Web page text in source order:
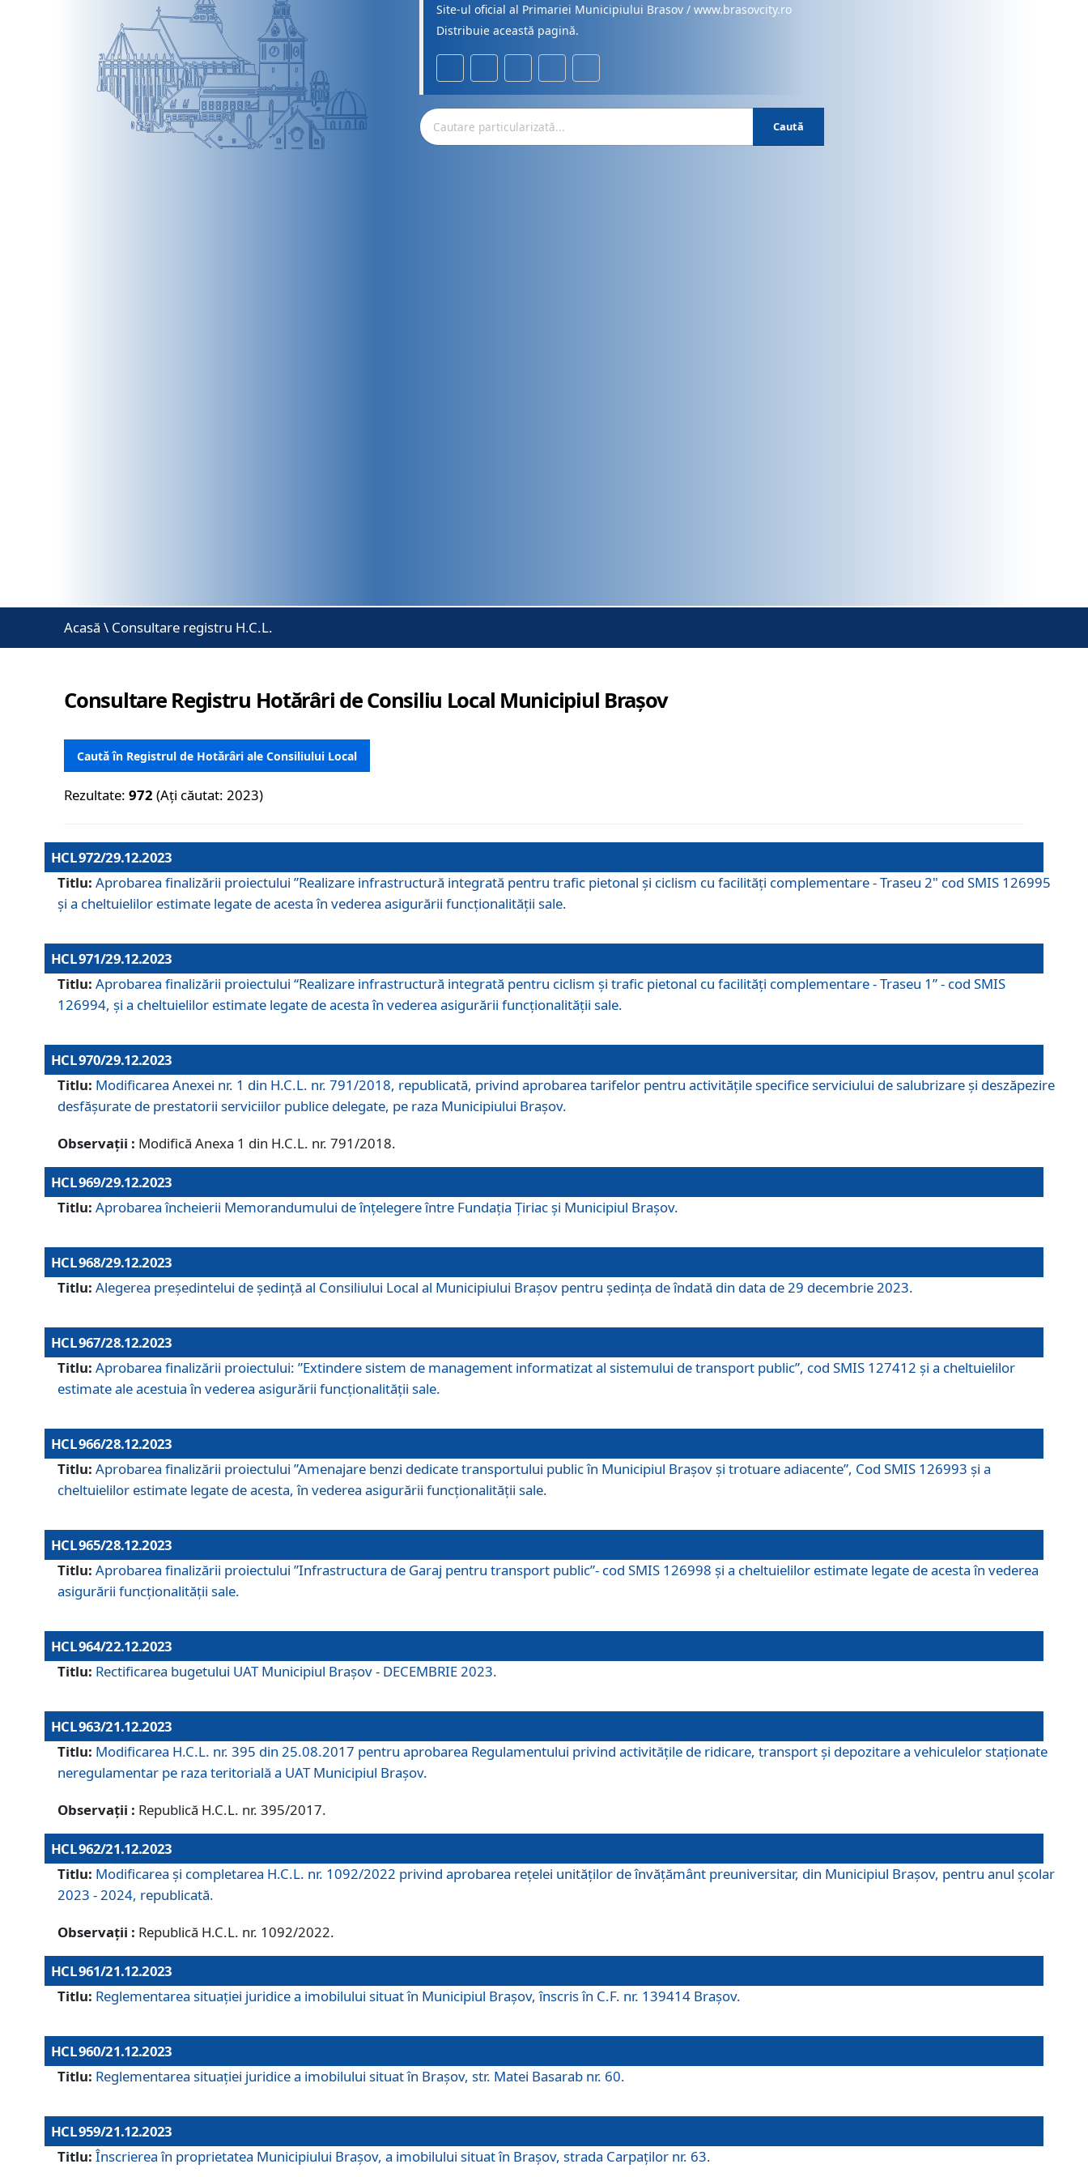
Site-ul oficial al Primariei Municipiului Brasov / www.brasovcity.ro
Distribuie această pagină.
Caută
Acasă \ Consultare registru H.C.L.
Consultare Registru Hotărâri de Consiliu Local Municipiul Brașov
Caută în Registrul de Hotărâri ale Consiliului Local
Rezultate:972 (Ați căutat: 2023)
HCL 972/29.12.2023
Titlu: Aprobarea finalizării proiectului ”Realizare infrastructură integrată pentru trafic pietonal și ciclism cu facilități complementare - Traseu 2" cod SMIS 126995
și a cheltuielilor estimate legate de acesta în vederea asigurării funcționalității sale.
HCL 971/29.12.2023
Titlu: Aprobarea finalizării proiectului “Realizare infrastructură integrată pentru ciclism şi trafic pietonal cu facilităţi complementare - Traseu 1” - cod SMIS
126994, și a cheltuielilor estimate legate de acesta în vederea asigurării funcționalității sale.
HCL 970/29.12.2023
Titlu: Modificarea Anexei nr. 1 din H.C.L. nr. 791/2018, republicată, privind aprobarea tarifelor pentru activitățile specifice serviciului de salubrizare și deszăpezire
desfășurate de prestatorii serviciilor publice delegate, pe raza Municipiului Brașov.
Observații : Modifică Anexa 1 din H.C.L. nr. 791/2018.
HCL 969/29.12.2023
Titlu: Aprobarea încheierii Memorandumului de înțelegere între Fundația Țiriac și Municipiul Brașov.
HCL 968/29.12.2023
Titlu: Alegerea preşedintelui de şedinţă al Consiliului Local al Municipiului Braşov pentru ședința de îndată din data de 29 decembrie 2023.
HCL 967/28.12.2023
Titlu: Aprobarea finalizării proiectului: ”Extindere sistem de management informatizat al sistemului de transport public”, cod SMIS 127412 și a cheltuielilor
estimate ale acestuia în vederea asigurării funcționalității sale.
HCL 966/28.12.2023
Titlu: Aprobarea finalizării proiectului ”Amenajare benzi dedicate transportului public în Municipiul Brașov şi trotuare adiacente”, Cod SMIS 126993 și a
cheltuielilor estimate legate de acesta, în vederea asigurării funcționalității sale.
HCL 965/28.12.2023
Titlu: Aprobarea finalizării proiectului ”Infrastructura de Garaj pentru transport public”- cod SMIS 126998 și a cheltuielilor estimate legate de acesta în vederea
asigurării funcționalității sale.
HCL 964/22.12.2023
Titlu: Rectificarea bugetului UAT Municipiul Braşov - DECEMBRIE 2023.
HCL 963/21.12.2023
Titlu: Modificarea H.C.L. nr. 395 din 25.08.2017 pentru aprobarea Regulamentului privind activitățile de ridicare, transport şi depozitare a vehiculelor staționate
neregulamentar pe raza teritorială a UAT Municipiul Braşov.
Observații : Republică H.C.L. nr. 395/2017.
HCL 962/21.12.2023
Titlu: Modificarea și completarea H.C.L. nr. 1092/2022 privind aprobarea rețelei unităților de învăţământ preuniversitar, din Municipiul Braşov, pentru anul școlar
2023 - 2024, republicată.
Observații : Republică H.C.L. nr. 1092/2022.
HCL 961/21.12.2023
Titlu: Reglementarea situației juridice a imobilului situat în Municipiul Brașov, înscris în C.F. nr. 139414 Brașov.
HCL 960/21.12.2023
Titlu: Reglementarea situației juridice a imobilului situat în Brașov, str. Matei Basarab nr. 60.
HCL 959/21.12.2023
Titlu: Înscrierea în proprietatea Municipiului Brașov, a imobilului situat în Brașov, strada Carpaților nr. 63.